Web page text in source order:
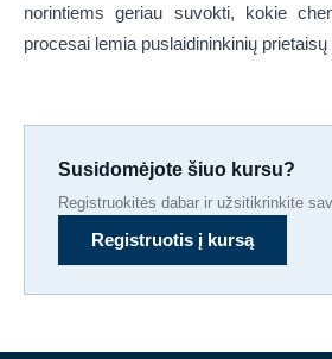
norintiems geriau suvokti, kokie
procesai lemia puslaidininkinių
Susidomėjote šiuo kursu?
Registruokitės dabar ir užsitikrinkite
Registruotis į kursą